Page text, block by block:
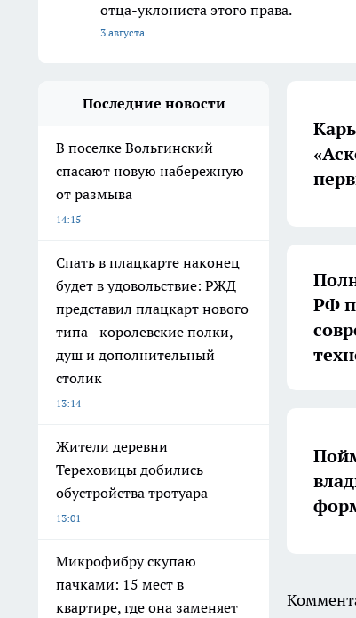
отца-уклониста этого права.
3 августа
Последние новости
В поселке Вольгинский
спасают новую набережную
от размыва
14:15
Спать в плацкарте наконец
будет в удовольствие: РЖД
представил плацкарт нового
типа - королевские полки,
душ и дополнительный
столик
13:14
Жители деревни
Тереховицы добились
обустройства тротуара
13:01
Микрофибру скупаю
пачками: 15 мест в
квартире, где она заменяет
РФ